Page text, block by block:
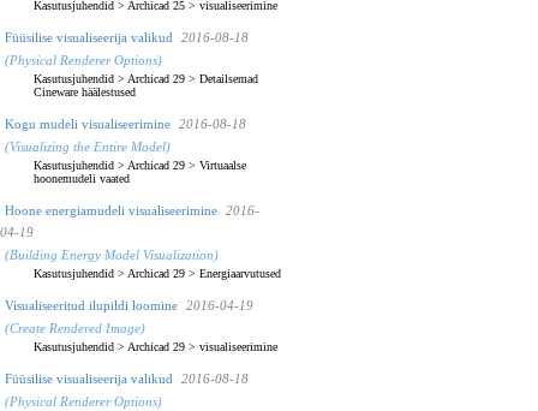
Kasutusjuhendid > Archicad 25 > visualiseerimine
Füüsilise visualiseerija valikud
2016-08-18
(Physical Renderer Options)
Kasutusjuhendid > Archicad 29 > Detailsemad
Cineware häälestused
Kogu mudeli visualiseerimine
2016-08-18
(Visualizing the Entire Model)
Kasutusjuhendid > Archicad 29 > Virtuaalse
hoonemudeli vaated
Hoone energiamudeli visualiseerimine
2016-
04-19
(Building Energy Model Visualization)
Kasutusjuhendid > Archicad 29 > Energiaarvutused
Visualiseeritud ilupildi loomine
2016-04-19
(Create Rendered Image)
Kasutusjuhendid > Archicad 29 > visualiseerimine
Füüsilise visualiseerija valikud
2016-08-18
(Physical Renderer Options)